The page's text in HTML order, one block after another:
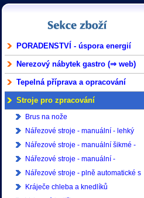
PORADENSTVÍ - úspora energií
Nerezový nábytek gastro (⇒ web)
Tepelná příprava a opracování
Stroje pro zpracování
Brus na nože
Nářezové stroje - manuální - lehký
provoz
Nářezové stroje - manuální šikmé -
lehký provoz
Nářezové stroje - manuální -
profesionální
Nářezové stroje - plně automatické s
ukládáním - profesionální
Kráječe chleba a knedlíků